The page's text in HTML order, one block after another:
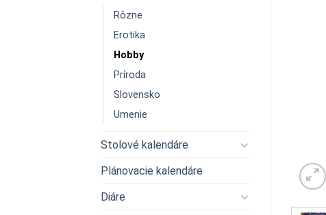
Rôzne
Erotika
Hobby
Príroda
Slovensko
Umenie
Stolové kalendáre
Plánovacie kalendáre
Diáre